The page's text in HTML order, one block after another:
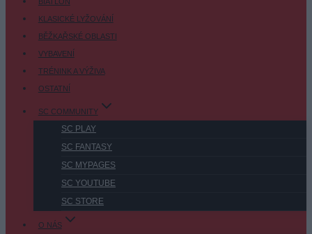
KLASICKÉ LYŽOVÁNÍ
BĚŽKAŘSKÉ OBLASTI
VYBAVENÍ
TRÉNINK A VÝŽIVA
OSTATNÍ
SC COMMUNITY
SC PLAY
SC FANTASY
SC MYPAGES
SC YOUTUBE
SC STORE
O NÁS